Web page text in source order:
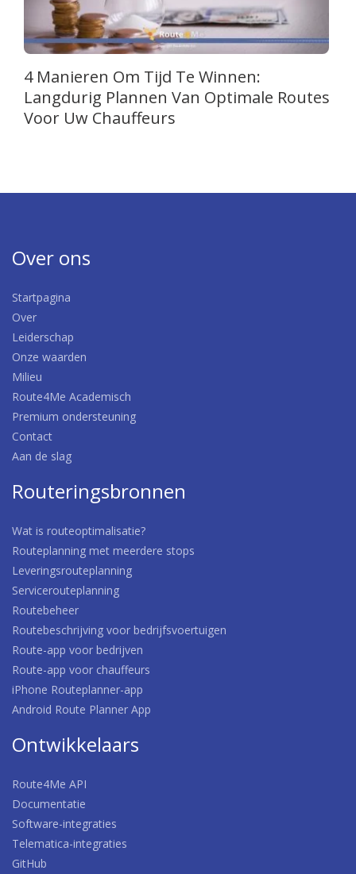
4 Manieren Om Tijd Te Winnen:
Langdurig Plannen Van Optimale Routes
Voor Uw Chauffeurs
Over ons
Startpagina
Over
Leiderschap
Onze waarden
Milieu
Route4Me Academisch
Premium ondersteuning
Contact
Aan de slag
Routeringsbronnen
Wat is routeoptimalisatie?
Routeplanning met meerdere stops
Leveringsrouteplanning
Servicerouteplanning
Routebeheer
Routebeschrijving voor bedrijfsvoertuigen
Route-app voor bedrijven
Route-app voor chauffeurs
iPhone Routeplanner-app
Android Route Planner App
Ontwikkelaars
Route4Me API
Documentatie
Software-integraties
Telematica-integraties
GitHub